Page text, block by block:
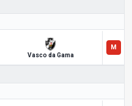
Vasco da Gama